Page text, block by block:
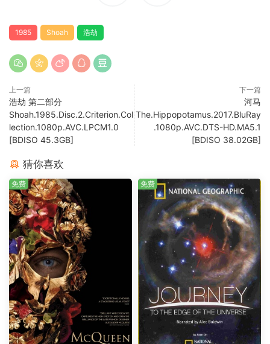
1985 Shoah 浩劫
上一篇
浩劫 第二部分
Shoah.1985.Disc.2.Criterion.Col
lection.1080p.AVC.LPCM1.0
[BDISO 45.3GB]
下一篇
河马
The.Hippopotamus.2017.BluRay
.1080p.AVC.DTS-HD.MA5.1
[BDISO 38.02GB]
猜你喜欢
免费 免费